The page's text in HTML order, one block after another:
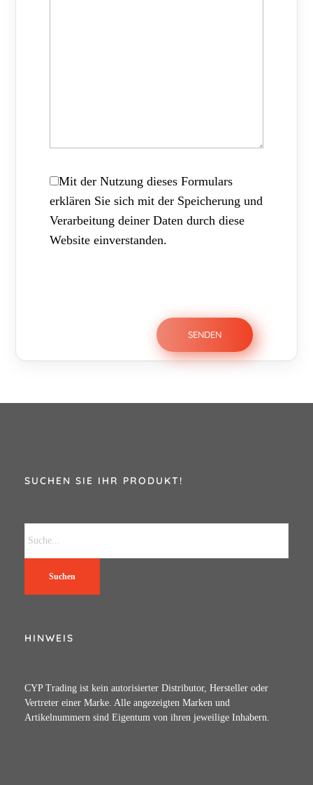
Mit der Nutzung dieses Formulars
erklären Sie sich mit der Speicherung und
Verarbeitung deiner Daten durch diese
Website einverstanden.
SUCHEN SIE IHR PRODUKT!
Suchen
HINWEIS
CYP Trading ist kein autorisierter Distributor, Hersteller oder
Vertreter einer Marke. Alle angezeigten Marken und
Artikelnummern sind Eigentum von ihren jeweilige Inhabern.